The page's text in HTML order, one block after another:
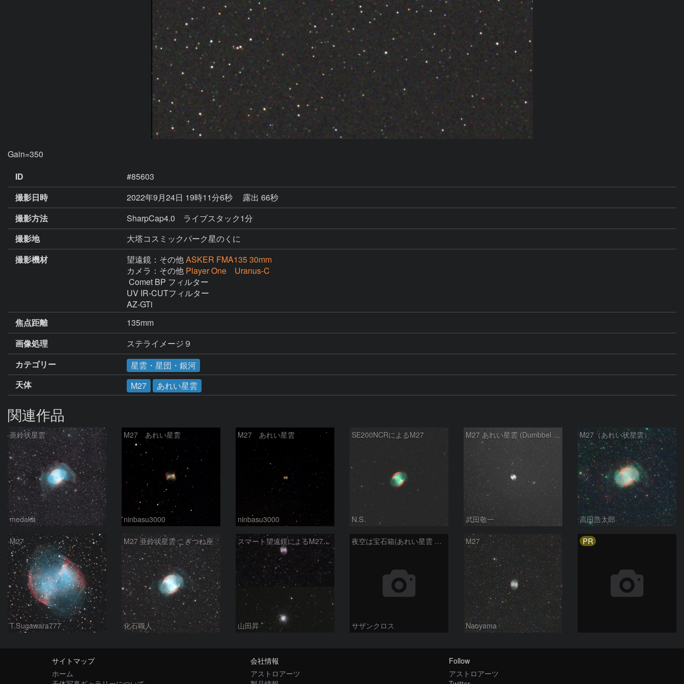
Gain=350
ID
#85603
撮影日時
2022年9月24日 19時11分6秒
露出 66秒
撮影方法
SharpCap4.0 ライブスタック1分
撮影地
大塔コスミックパーク星のくに
撮影機材
望遠鏡：その他ASKER FMA135 30mm
カメラ：その他 Player One Uranus-C
UV IR-CUTフィルター
AZ-GTi
焦点距離
135mm
画像処理
カテゴリー
星雲・星団・銀河
天体
M27 あれい星雲
関連作品
亜鈴状星雲
medaka
M27 あれい星雲
ninbasu3000
M27 あれい星雲
ninbasu3000
SE200NCRによるM27
N.S.
M27 あれい星雲 (Dumbbel Nebura/Apple Core Nebula)
武田敬一
M27（あれい状星雲）
高田浩太郎
M27
T.Sugawara777
M27 亜鈴状星雲 こぎつね座
化石職人
スマート望遠鏡によるM27とM13
山田昇
夜空は宝石箱(あれい星雲 M27) Seestar50
サザンクロス
M27
Naoyama
PR
サイトマップ
ホーム
会社情報
アストロアーツ
Follow
アストロアーツ